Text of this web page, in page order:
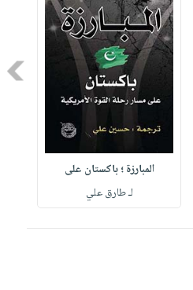
المبارزة ؛ باكستان على
لـ طارق علي